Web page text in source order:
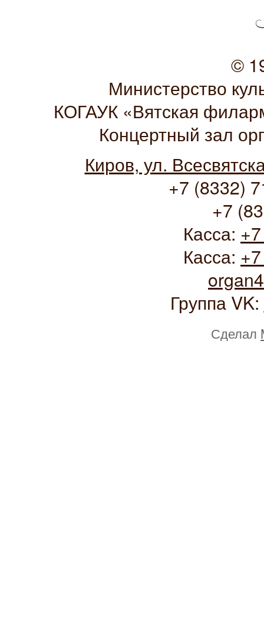
©
Министерство
КОГАУК «Вятская
Концертный зал
Киров, ул.
+7 (8332)
+7
Касса:
Касса:
Группа VK:
Сделал